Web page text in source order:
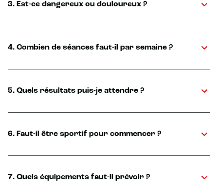
3. Est-ce dangereux ou douloureux ?
4. Combien de séances faut-il par semaine ?
5. Quels résultats puis-je attendre ?
6. Faut-il être sportif pour commencer ?
7. Quels équipements faut-il prévoir ?